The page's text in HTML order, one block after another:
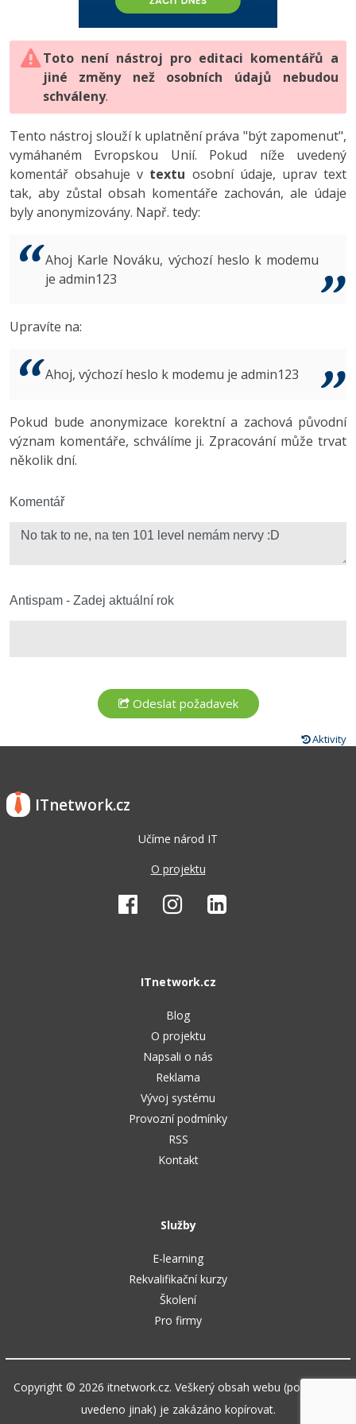
HTML5, CSS3, Bootstrap, SEO
SQL a databáze
Testování a verzování
UML a návrhové vzory
React
Spring
ASP.NET MVC
Best practices
PHP
JavaScript
Python
HTML / CSS
UML a návrhové vzory
MySQL/MariaDB
MS-SQL
Vývojář mobilních aplikací
C# Game developer
Tester
Systémový administrátor
3D grafik
Copywriter
WordPress specialista
-80%
JavaScript -80%
PHP -80%
Swift -80%
Kotlin -80%
VB.NET
Algoritmy -41%
Umělá inteligence (AI) -10%
Fórum
Digitální gramotnost
Marketing
WordPress
SEO
UX
Business
Copywriting
Windows
Kybernetická bezpečnost
-80%
Adobe Illustrator -80%
Adobe Lightroom
Adobe XD
Adobe InDesign -25%
Adobe After Effects
Inkscape
Fórum
Toto není nástroj pro editaci komentářů a
jiné změny než osobních údajů nebudou
schváleny.
Tento nástroj slouží k uplatnění práva "být zapomenut",
vymáhaném Evropskou Unií. Pokud níže uvedený
komentář obsahuje v textu osobní údaje, uprav text
tak, aby zůstal obsah komentáře zachován, ale údaje
byly anonymizovány. Např. tedy:
Ahoj Karle Nováku, výchozí heslo k modemu
je admin123
Upravíte na:
Ahoj, výchozí heslo k modemu je admin123
Pokud bude anonymizace korektní a zachová původní
význam komentáře, schválíme ji. Zpracování může trvat
několik dní.
Komentář
Antispam - Zadej aktuální rok
Aktivity
ITnetwork.cz
Učíme národ IT
O projektu
ITnetwork.cz
Blog
O projektu
Napsali o nás
Reklama
Vývoj systému
Provozní podmínky
RSS
Kontakt
Služby
E-learning
Rekvalifikační kurzy
Školení
Pro firmy
Copyright © 2026 itnetwork.cz. Veškerý obsah webu (pokud není
uvedeno jinak) je zakázáno kopírovat.